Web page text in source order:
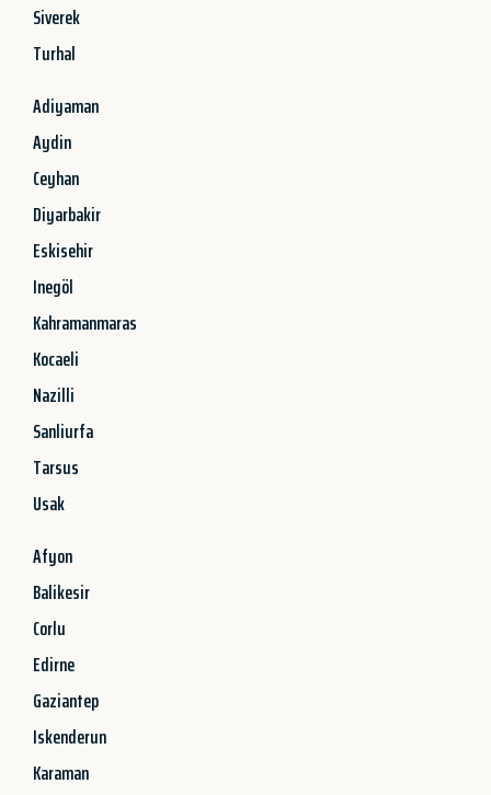
Siverek
Turhal
Adiyaman
Aydin
Ceyhan
Diyarbakir
Eskisehir
Inegöl
Kahramanmaras
Kocaeli
Nazilli
Sanliurfa
Tarsus
Usak
Afyon
Balikesir
Corlu
Edirne
Gaziantep
Iskenderun
Karaman